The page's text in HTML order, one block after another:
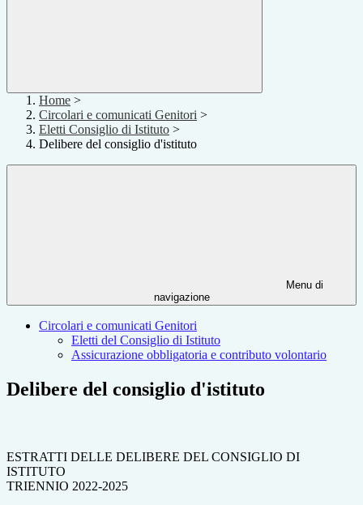
Home >
Circolari e comunicati Genitori >
Eletti Consiglio di Istituto >
Delibere del consiglio d'istituto
Menu di
navigazione
Circolari e comunicati Genitori
Eletti del Consiglio di Istituto
Assicurazione obbligatoria e contributo volontario
Delibere del consiglio d'istituto
ESTRATTI DELLE DELIBERE DEL CONSIGLIO DI
ISTITUTO
TRIENNIO 2022-2025